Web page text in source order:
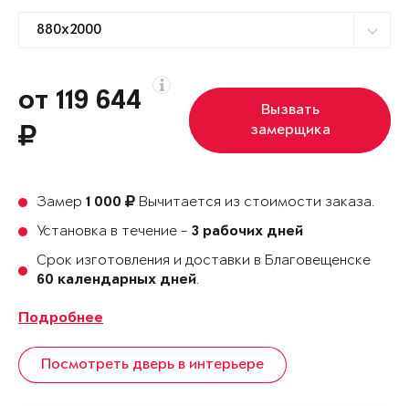
от 119 644
Вызвать
замерщика
Замер 1 000
Вычитается из стоимости заказа.
Установка в течение - 3 рабочих дней
Срок изготовления и доставки в Благовещенске
60 календарных дней.
Подробнее
Посмотреть дверь в интерьере